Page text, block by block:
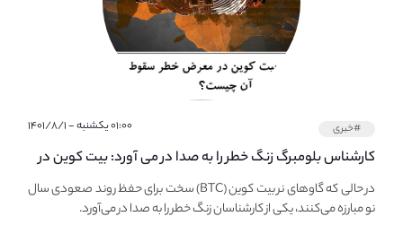
#خبری ۰۱:۰۰ یکشنبه - ۱۴۰۱/۸/۱
کارشناس بلومبرگ زنگ خطر را به صدا در می آورد: بیت کوین در
معرض خطر سقوط بزرگ است - دلیل آن چیست؟در حالی که گاوهای نر بیت کوین (BTC) سخت برای حفظ روند صعودی سال
نو مبارزه می‌کنند، یکی از کارشناسان زنگ خطر را به صدا در می‌آورد.